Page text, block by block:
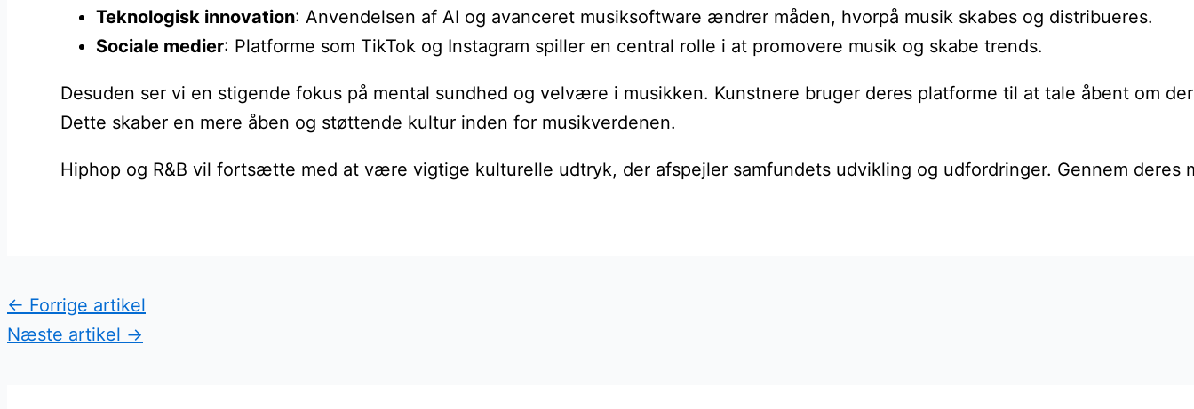
Teknologisk innovation: Anvendelsen af AI og avanceret musiksoftware ændrer måden, hvorpå musik skabes og distribueres.
Sociale medier: Platforme som TikTok og Instagram spiller en central rolle i at promovere musik og skabe trends.
Desuden ser vi en stigende fokus på mental sundhed og velvære i musikken. Kunstnere bruger deres platforme til at tale åbent om
Dette skaber en mere åben og støttende kultur inden for musikverdenen.
Hiphop og R&B vil fortsætte med at være vigtige kulturelle udtryk, der afspejler samfundets udvikling og udfordringer. Gennem
← Forrige artikel
Næste artikel →